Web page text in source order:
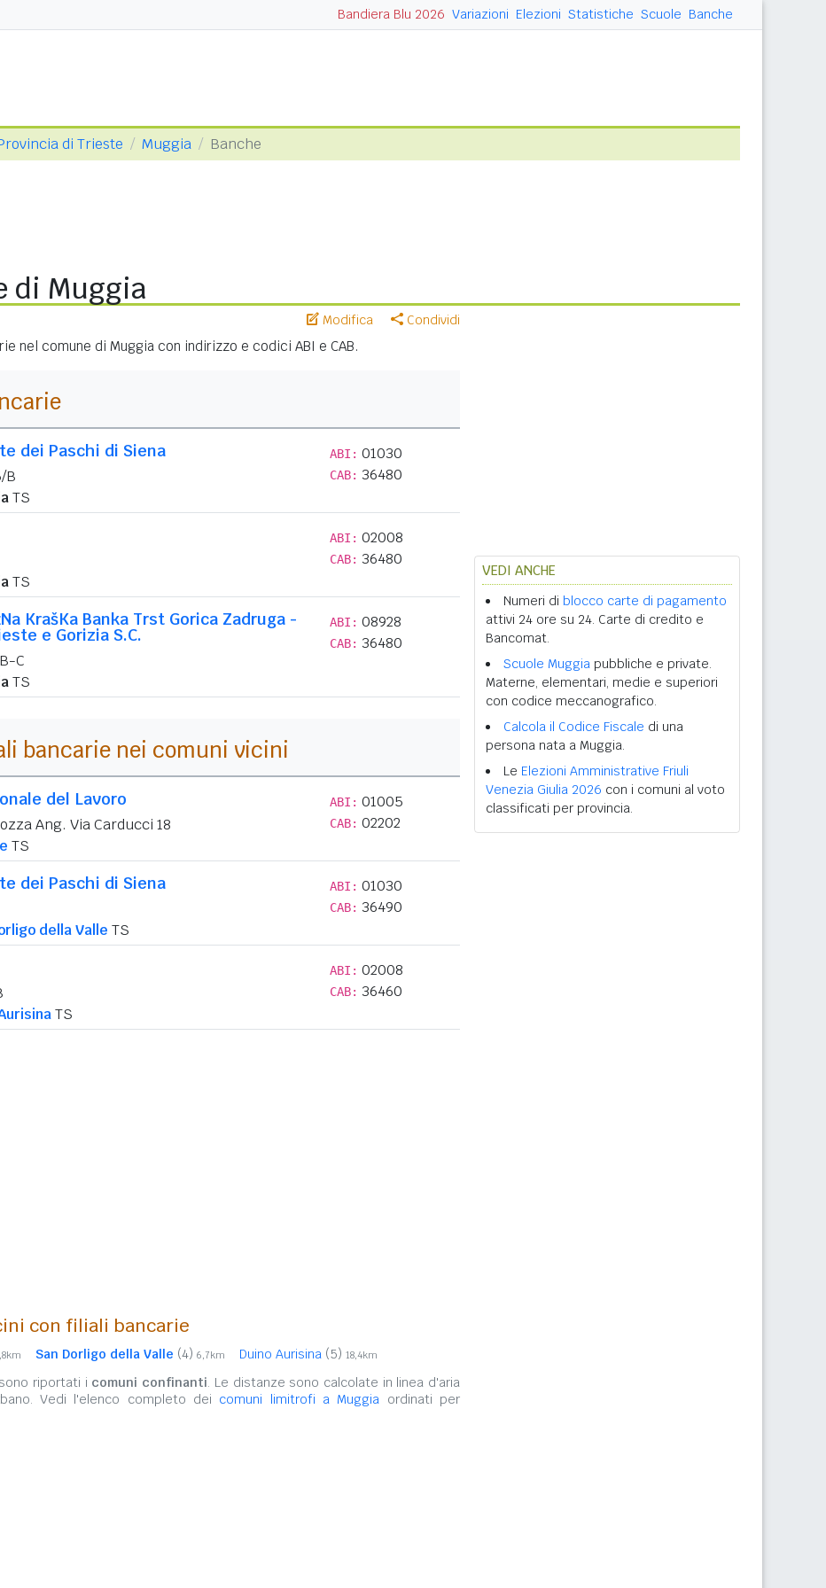
Bandiera Blu 2026 Variazioni Elezioni Statistiche Scuole Banche
di Trieste Muggia Banche
di Muggia
Modifica Condividi
nel comune di Muggia con indirizzo e codici ABI e CAB.
dei Paschi di Siena
B
TS
ABI: 01030
CAB: 36480
TS
ABI: 02008
CAB: 36480
KrašKa Banka Trst Gorica Zadruga -
e Gorizia S.C.
C
TS
ABI: 08928
CAB: 36480
bancarie nei comuni vicini
del Lavoro
Ang. Via Carducci 18
TS
ABI: 01005
CAB: 02202
dei Paschi di Siena
della Valle TS
ABI: 01030
CAB: 36490
TS
ABI: 02008
CAB: 36460
con filiali bancarie
San Dorligo della Valle (4) 6,7km Duino Aurisina (5) 18,4km
sono riportati i comuni confinanti. Le distanze sono calcolate in linea d'aria
Vedi l'elenco completo dei comuni limitrofi a Muggia ordinati per
VEDI ANCHE
Numeri di blocco carte di pagamento
attivi 24 ore su 24. Carte di credito e
Bancomat.
Scuole Muggia pubbliche e private.
Materne, elementari, medie e superiori
con codice meccanografico.
Calcola il Codice Fiscale di una
persona nata a Muggia.
Le Elezioni Amministrative Friuli
Venezia Giulia 2026 con i comuni al voto
classificati per provincia.